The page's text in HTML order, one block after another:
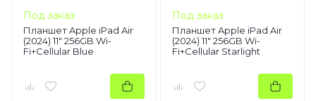
Под заказ
Планшет Apple iPad Air
(2024) 11" 256GB Wi-
Fi+Cellular Blue
Под заказ
Планшет Apple iPad Air
(2024) 11" 256GB Wi-
Fi+Cellular Starlight